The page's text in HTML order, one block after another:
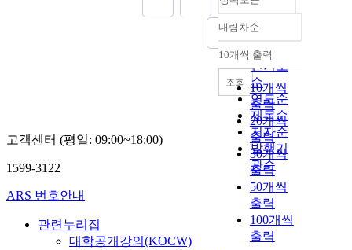
정확도
순
인기도
순
연도순
제목순
저자순
발행기
관순
내림차순
내림차순
10개씩 출력
10개씩
출력
20개씩
출력
30개씩
출력
50개씩
출력
100개씩
출력
조회
고객센터 (평일: 09:00~18:00)
1599-3122
ARS 번호안내
관련누리집
대학공개강의(KOCW)